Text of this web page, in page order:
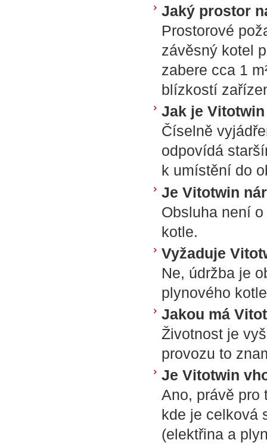
Jaký prostor
Prostorové
závěsný kotel
zabere cca 1
blízkostí
Jak je
Číselně
odpovídá
k umístění do
Je Vitotwin
Obsluha není
kotle.
Vyžaduje
Ne, údržba je
plynového
Jakou má
Životnost je
provozu to
Je Vitotwin
Ano, právě pro
kde je celková
(elektřina a